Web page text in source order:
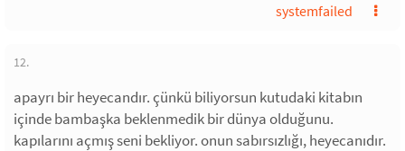
systemfailed
12.
apayrı bir heyecandır. çünkü biliyorsun kutudaki kitabın
içinde bambaşka beklenmedik bir dünya olduğunu.
kapılarını açmış seni bekliyor. onun sabırsızlığı, heyecanıdır.